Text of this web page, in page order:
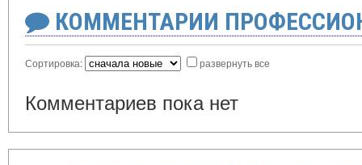
КОММЕНТАРИИ
Сортировка: развернуть все
Комментариев пока нет